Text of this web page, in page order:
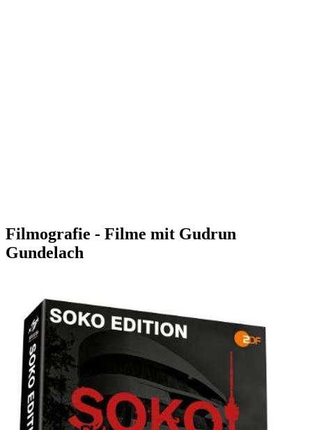
Filmografie - Filme mit Gudrun
Gundelach